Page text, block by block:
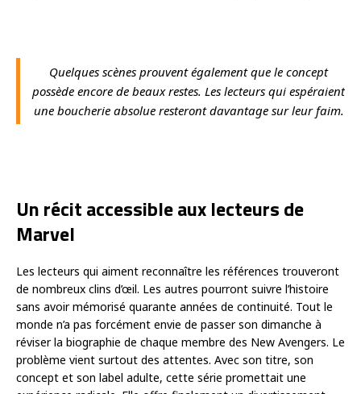
Quelques scènes prouvent également que le concept
possède encore de beaux restes. Les lecteurs qui espéraient
une boucherie absolue resteront davantage sur leur faim.
Un récit accessible aux lecteurs de
Marvel
Les lecteurs qui aiment reconnaître les références trouveront
de nombreux clins d’œil. Les autres pourront suivre l’histoire
sans avoir mémorisé quarante années de continuité. Tout le
monde n’a pas forcément envie de passer son dimanche à
réviser la biographie de chaque membre des New Avengers. Le
problème vient surtout des attentes. Avec son titre, son
concept et son label adulte, cette série promettait une